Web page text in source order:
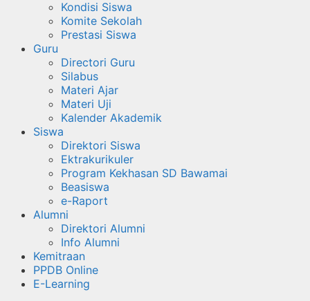
Kondisi Siswa
Komite Sekolah
Prestasi Siswa
Guru
Directori Guru
Silabus
Materi Ajar
Materi Uji
Kalender Akademik
Siswa
Direktori Siswa
Ektrakurikuler
Program Kekhasan SD Bawamai
Beasiswa
e-Raport
Alumni
Direktori Alumni
Info Alumni
Kemitraan
PPDB Online
E-Learning